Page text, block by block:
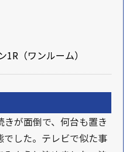
1R（ワンルーム）
が面倒で、何台も置き
でした。テレビで似た事